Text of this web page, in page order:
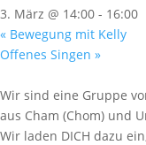
3. März @ 14:00 - 16:00
« Bewegung mit Kelly
Offenes Singen »
Wir sind eine Gruppe
aus Cham (Chom) und
Wir laden DICH dazu